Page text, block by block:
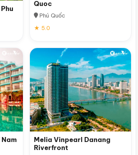
Quoc
Phú Quốc
★ 5.0
Melia Vinpearl Danang
Riverfront